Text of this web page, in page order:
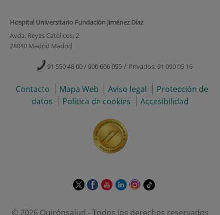
Hospital Universitario Fundación Jiménez Díaz
Avda. Reyes Católicos, 2
28040 Madrid Madrid
91 550 48 00 / 900 606 055 / Privados: 91 090 05 16
Contacto Mapa Web Aviso legal
Protección de
datos
Política de cookies Accesibilidad
EsteEsteEsteEsteEsteEnlace
© 2026 Quirónsalud - Todos los derechos reservados